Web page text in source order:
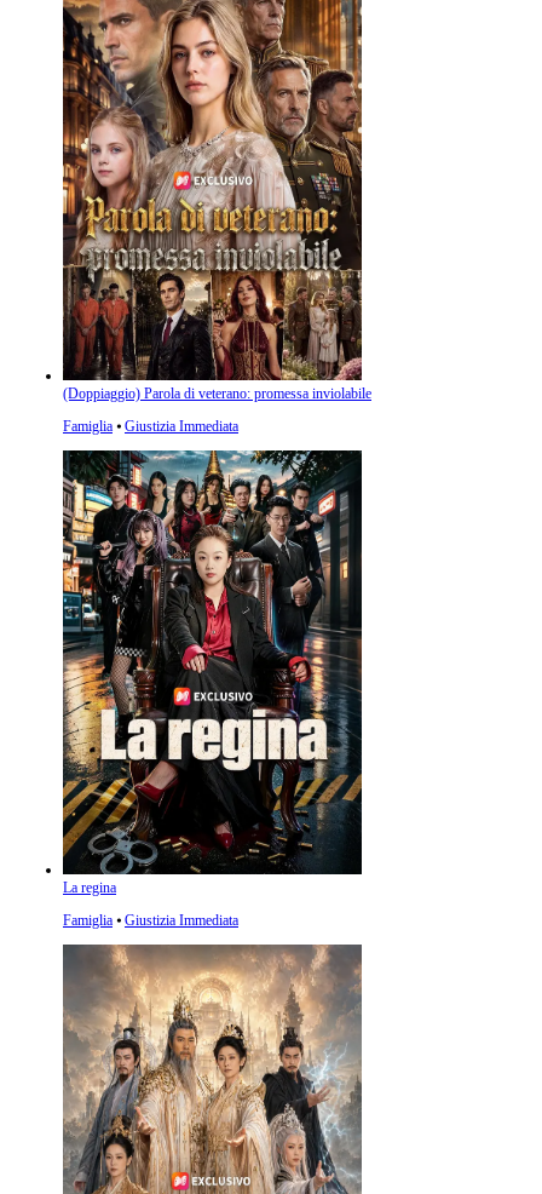
(Doppiaggio) Parola di veterano: promessa inviolabile
Famiglia ⦁ Giustizia Immediata
La regina
Famiglia ⦁ Giustizia Immediata